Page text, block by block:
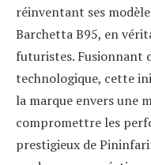
réinventant ses
Barchetta B95, en
futuristes. Fusionnant
technologique, cette
la marque envers une
compromettre les
prestigieux de